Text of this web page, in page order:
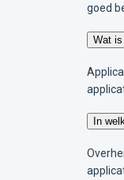
goed
Wat
In